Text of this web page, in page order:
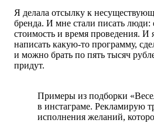
Я делала отсылку к
бренда. И мне стали писать люди:
стоимость и время проведения. И
написать какую-то программу,
и можно брать по пять тысяч
придут.
Примеры из подборки
в инстаграме. Рекламирую
исполнения желаний,